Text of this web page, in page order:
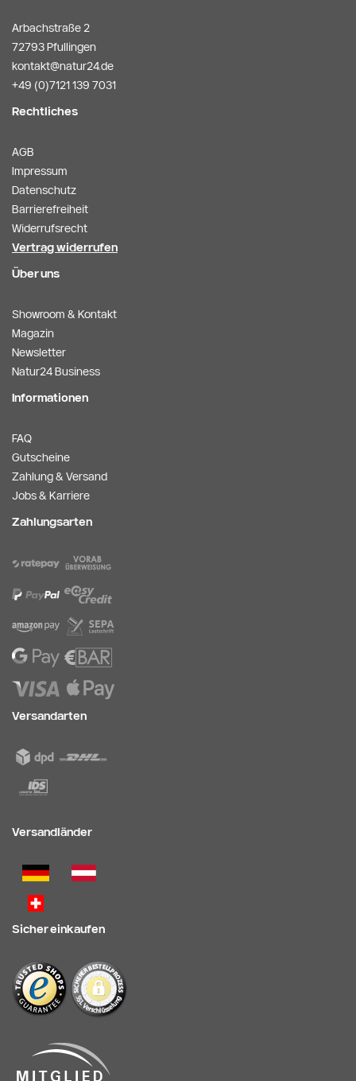
Arbachstraße 2
72793 Pfullingen
kontakt@natur24.de
+49 (0)7121 139 7031
Rechtliches
AGB
Impressum
Datenschutz
Barrierefreiheit
Widerrufsrecht
Vertrag widerrufen
Über uns
Showroom & Kontakt
Magazin
Newsletter
Natur24 Business
Informationen
FAQ
Gutscheine
Zahlung & Versand
Jobs & Karriere
Zahlungsarten
Versandarten
Versandländer
Sicher einkaufen